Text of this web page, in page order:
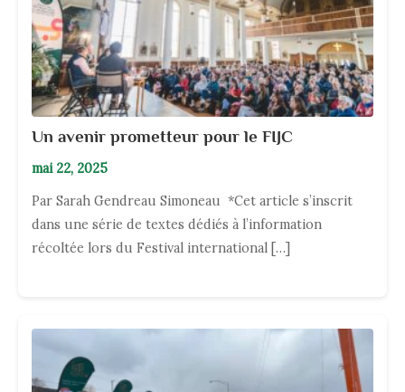
Un avenir prometteur pour le FIJC
mai 22, 2025
Par Sarah Gendreau Simoneau *Cet article s’inscrit
dans une série de textes dédiés à l’information
récoltée lors du Festival international […]